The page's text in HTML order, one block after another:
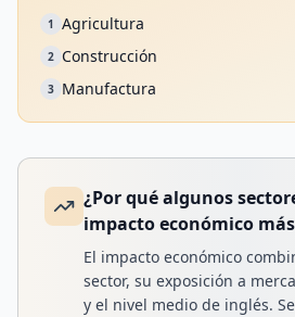
1 Agricultura
2 Construcción
3 Manufactura
¿Por qué algunos
impacto económico
El impacto económico
sector, su exposición a
y el nivel medio de inglés.